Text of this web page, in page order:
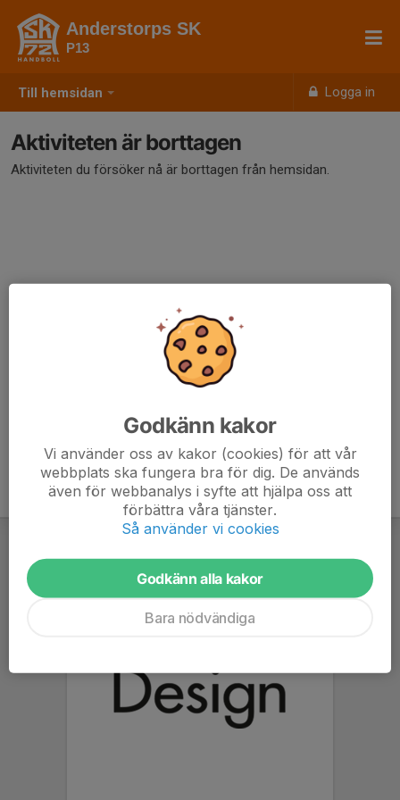
Till hemsidan Logga in
Anderstorps SK
P13
Aktiviteten är borttagen
Aktiviteten du försöker nå är borttagen från hemsidan.
Godkänn kakor
Vi använder oss av kakor (cookies) för att vår
webbplats ska fungera bra för dig. De används
även för webbanalys i syfte att hjälpa oss att
förbättra våra tjänster.
Så använder vi cookies
Godkänn alla kakor
Bara nödvändiga